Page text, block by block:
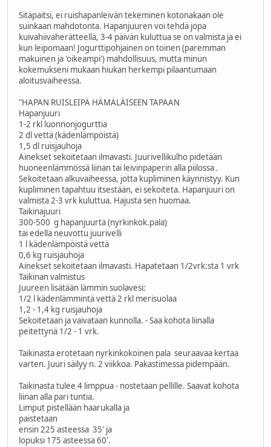
Sitäpaitsi, ei ruishapanleivän tekeminen kotonakaan ole
suinkaan mahdotonta. Hapanjuuren voi tehdä jopa
kuivahiivaherätteellä, 3-4 päivän kuluttua se on valmista ja ei
kun leipomaan! Jogurttipohjainen on toinen (paremman
makuinen ja 'oikeampi') mahdollisuus, mutta minun
kokemukseni mukaan hiukan herkempi pilaantumaan
aloitusvaiheessa.
"HAPAN RUISLEIPÄ HÄMÄLÄISEEN TAPAAN
Hapanjuuri
1-2 rkl luonnonjogurttia
2 dl vettä (kädenlämpöistä)
1,5 dl ruisjauhoja
Ainekset sekoitetaan ilmavasti. Juurivellikulho pidetään
huoneenlämmössä liinan tai leivinpaperin alla piilossa .
Sekoitetaan alkuvaiheessa, jotta kupliminen käynnistyy. Kun
kupliminen tapahtuu itsestään, ei sekoiteta. Hapanjuuri on
valmista 2-3 vrk kuluttua. Hajusta sen huomaa.
Taikinajuuri
300-500 g hapanjuurta (nyrkinkok.pala)
tai edellä neuvottu juurivelli
1 l kädenlämpöistä vettä
0,6 kg ruisjauhoja
Ainekset sekoitetaan ilmavasti. Hapatetaan 1/2vrk:sta 1 vrk
Taikinan valmistus
Juureen lisätään lämmin suolavesi:
1/2 l kädenlämmintä vettä 2 rkl merisuolaa
1,2 - 1,4 kg ruisjauhoja
Sekoitetaan ja vaivataan kunnolla. - Saa kohota liinalla
peitettynä 1/2 - 1 vrk.
Taikinasta erotetaan nyrkinkokoinen pala seuraavaa kertaa
varten. Juuri säilyy n. 2 viikkoa. Pakastimessa pidempään.
Taikinasta tulee 4 limppua - nostetaan pellille. Saavat kohota
liinan alla pari tuntia.
Limput pistellään haarukalla ja
paistetaan
ensin 225 asteessa 35' ja
lopuksi 175 asteessa 60'.